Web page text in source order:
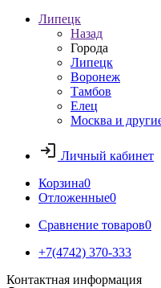
Липецк
Назад
Города
Липецк
Воронеж
Тамбов
Елец
Москва и
Личный кабинет
Корзина0
Отложенные0
Сравнение товаров0
+7(4742) 370-333
Контактная информация